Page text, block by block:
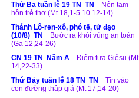
Thứ Ba tuần lễ 19 TN TN
Nên tam
hồn trẻ thơ (Mt 18,1-5.10.12-14)
Thánh Lô-ren-xô, phó tế, tử đạo
(10/8) TN
Bước ra khỏi vùng an toàn
(Ga 12,24-26)
CN 19 TN Năm A
Điểm tựa Giêsu (Mt
14,22-33)
Thứ Bảy tuấn lễ 18 TN TN
Tin vào
con đường thập giá (Mt 17,14-20)